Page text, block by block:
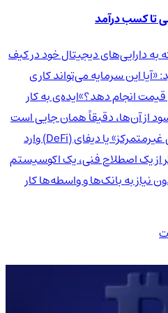
دارایی‌های دیجیتال خود در کیف
«آیا این سرمایه می‌تواند کاری
انجام دهد؟»ایده‌ی به کار
از آن‌ها، دقیقاً همان جایی است
که دنیای هیجان‌انگیز «امور مالی غیرمتمرکز» یا دیفای (DeFi) وارد
از یک اصطلاح فنی، یک اکوسیستم
به بانک‌ها و واسطه‌ها کار